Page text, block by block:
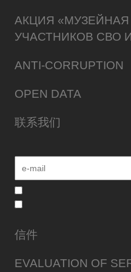
АКЦИЯ
УЧАСТНИКОВ СВО
ANTI-CORRUPTION
OPEN DATA
联系我们
信件
EVALUATION OF